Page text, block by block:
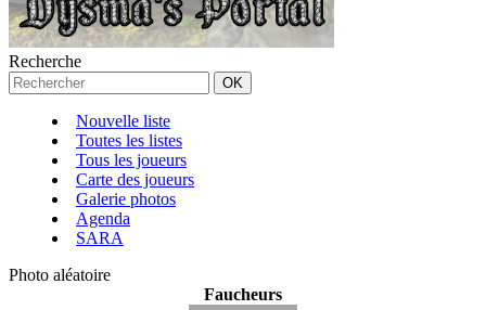
Recherche
Nouvelle liste
Toutes les listes
Tous les joueurs
Carte des joueurs
Galerie photos
Agenda
SARA
Photo aléatoire
Faucheurs